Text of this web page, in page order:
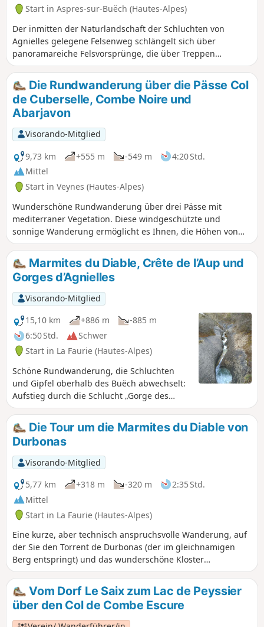
Start in Aspres-sur-Buëch (Hautes-Alpes)
Der inmitten der Naturlandschaft der Schluchten von
Agnielles gelegene Felsenweg schlängelt sich über
panoramareiche Felsvorsprünge, die über Treppen
zugänglich sind, die Felsbarrieren überwinden und dank
zweier Aussichtspunkte einen herrlichen Blick bieten.
Dieser mit Informationstafeln ausgestattete Weg ist über
eine an der Felswand befestigte Treppe zugänglich und
führt durch die Höhle mit fünf Eingängen. Leichte Strecke,
außer für Personen, die steile Wege scheuen.
Die Rundwanderung über die Pässe Col
de Cuberselle, Combe Noire und
Abarjavon
Visorando-Mitglied
9,73 km
+555 m -549 m
4:20 Std.
Mittel
Start in Veynes (Hautes-Alpes)
Wunderschöne Rundwanderung über drei Pässe mit
mediterraner Vegetation. Diese windgeschützte und
sonnige Wanderung ermöglicht es Ihnen, die Höhen von
Veynes mit schönen Ausblicken auf das Buëch-Tal zu
entdecken, auch wenn einige luftige Passagen am Rande
von Schluchten beeindruckend sein können. Sie bietet
einen guten Überblick über den Staatswald von Veynois
und das komplexe Relief der Buëch-Berge. Da diese
Wanderung in der kleinen Stadt Veynes beginnt, ist sie
auch ohne Auto gut erreichbar!
Marmites du Diable, Crête de l’Aup und
Gorges d’Agnielles
Visorando-Mitglied
15,10 km
+886 m
-885 m
6:50 Std.
Schwer
Start in La Faurie (Hautes-Alpes)
Schöne Rundwanderung, die Schluchten
und Gipfel oberhalb des Buëch abwechselt:
Aufstieg durch die Schlucht „Gorge des
Marmites du Diable“, Überquerung des
Grats „Crête du Moure de l’Aigle et de l’Aup“
und Rückweg über einen Kammweg
oberhalb der Schluchten von Agnielles. Die
Wanderung wird aufgrund einiger Furten
und heikler (aber gesicherter) Passagen auf
dem „Sentier des Marmites du Diable“ als
schwierig eingestuft.
Die Tour um die Marmites du Diable von
Durbonas
Visorando-Mitglied
5,77 km
+318 m -320 m
2:35 Std.
Mittel
Start in La Faurie (Hautes-Alpes)
Eine kurze, aber technisch anspruchsvolle Wanderung, auf
der Sie den Torrent de Durbonas (der im gleichnamigen
Berg entspringt) und das wunderschöne Kloster
„Monastère de la Dormition-de-la-Mère-de-Dieu“ entdecken
können. Der Aufstieg ist beschwerlich, bietet aber schöne
Ausblicke auf die „Marmites“, wunderschöne, vom Torrent
du Durbonas in den Kalkstein gegrabene Becken.Der
Rückweg ist gemächlicher und führt über einen schönen,
Vom Dorf Le Saix zum Lac de Peyssier
über den Col de Combe Escure